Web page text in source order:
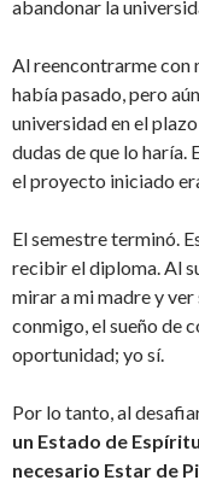
abandonar la
Al reencontrarme con
había pasado, pero
universidad en el
dudas de que lo
el proyecto iniciado
El semestre terminó.
recibir el diploma. Al
mirar a mi madre y
conmigo, el sueño de
oportunidad; yo sí.
Por lo tanto, al
un Estado de
necesario Estar de